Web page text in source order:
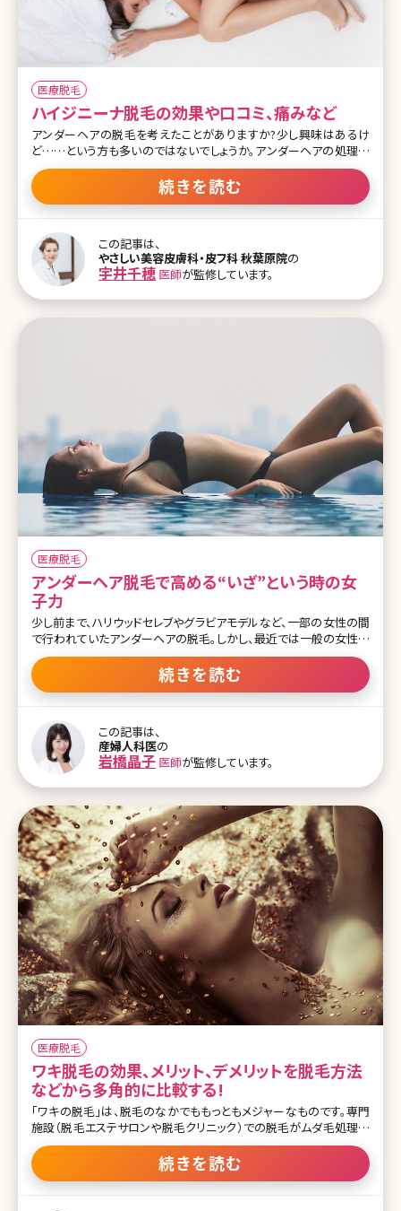
医療脱毛
ハイジニーナ脱毛の効果や口コミ、痛みなど
アンダーヘアの脱毛を考えたことがありますか?少し興味はあるけ
ど……という方も多いのではないでしょうか。アンダーヘアの処理方
法にはVIOゾーンを完全に脱毛してしまう「ハイジニーナ」とムダ毛の
量を減らして整える「減毛」の2種類があります。 ここでは、ハイジニ
ーナとは?という疑問に対する答えや、ハイジニーナ脱毛のメリットや
いのかといった点について、口コミなども交え、ご紹介したいと思いま
す。 目次 1.ハイジニーナ（VIO）or 減毛?アンダーヘアの処理ってどう
すればいい? 1-1.ハイジニーナ（VIO）脱毛とは? 1-2.ハイジニーナ脱
毛のメリット「清潔な女性」「衛生的な女性」と呼ばれるわけは? 1-3.
ハイジニーナのその他のメリットとは 1-4.ハイジニーナ脱毛のデメリ
続きを読む
この記事は、
やさしい美容皮膚科・皮フ科 秋葉原院の
宇井千穂 医師が監修しています。
医療脱毛
アンダーヘア脱毛で高める“いざ”という時の女
子力
少し前まで、ハリウッドセレブやグラビアモデルなど、一部の女性の間
で行われていたアンダーヘアの脱毛。しかし、最近では一般の女性の
間でもVIO脱毛と呼ばれるデリケートゾーンを含めたアンダーヘアの
脱毛を考える人が増えています。実際に施術を受けた人からは「快適
すぎる!」という声も。ここでもはや女性の新しい常識になりつつある
性の常識!アンダーヘアの脱毛とは 1-1.アンダーヘアの脱毛・VIO脱
毛って? 1-2.ハイジニーナ脱毛って? 1-3.アンダーヘアを脱毛するメリ
ット 2.アンダーヘアを脱毛する方法いろいろ 2-1.アンダーヘアを脱毛
する方法・その1クリニックでのレーザー脱毛 2-2.アンダーヘアを脱
毛する方法・その2脱毛エステでの光脱毛 2-3.アンダーヘアを脱毛す
続きを読む
この記事は、
産婦人科医の
岩橋晶子 医師が監修しています。
医療脱毛
ワキ脱毛の効果、メリット、デメリットを脱毛方法
などから多角的に比較する!
「ワキの脱毛」は、脱毛のなかでももっともメジャーなものです。専門
施設（脱毛エステサロンや脱毛クリニック）での脱毛がムダ毛処理の
選択肢の一つとなってきたとはいえ、やはりまだまだ自己処理をする
人の方が多いこのご時世ですが、「ワキ脱毛は脱毛エステサロンや脱
毛クリニックで行っている」と答えている人も多く、もっとも人気の高
続きを読む